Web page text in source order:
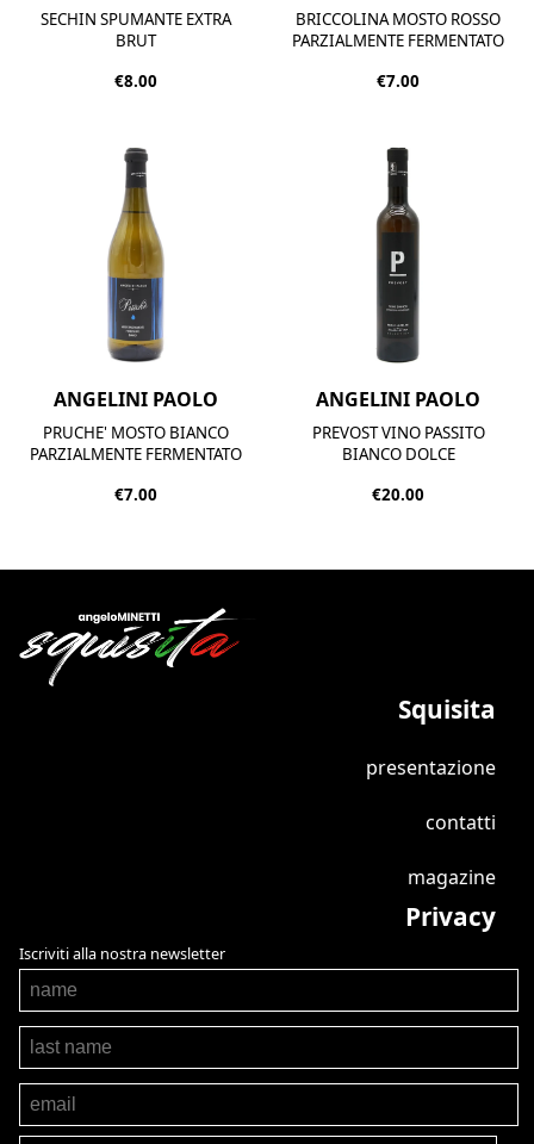
SECHIN SPUMANTE EXTRA
BRUT
€8.00
BRICCOLINA MOSTO ROSSO
PARZIALMENTE FERMENTATO
€7.00
ANGELINI PAOLO
PRUCHE' MOSTO BIANCO
PARZIALMENTE FERMENTATO
€7.00
ANGELINI PAOLO
PREVOST VINO PASSITO
BIANCO DOLCE
€20.00
Squisita
presentazione
contatti
magazine
Privacy
Iscriviti alla nostra newsletter